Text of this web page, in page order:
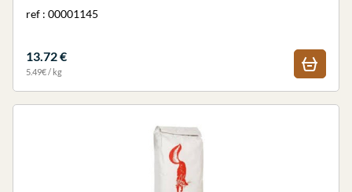
ref : 00001145
13.72 €
5.49€ / kg